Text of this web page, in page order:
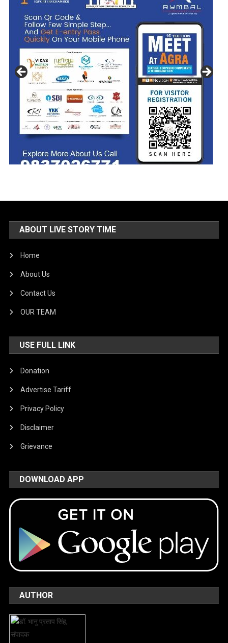
ABOUT LIVE STORY TIME
Home
About Us
Contact Us
OUR TEAM
USE FULL LINK
Donation
Advertise Tariff
Privacy Policy
Disclaimer
Grievance
DOWNLOAD APP
AUTHOR